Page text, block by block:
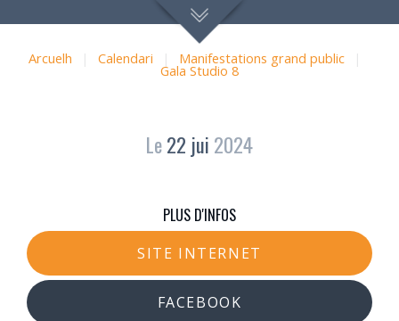
Arcuelh | Calendari | Manifestations grand public |
Gala Studio 8
Le22 jui 2024
PLUS D'INFOS
SITE INTERNET
FACEBOOK